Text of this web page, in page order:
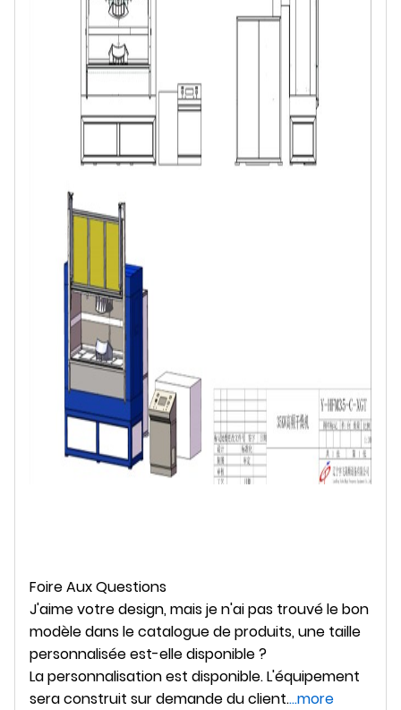
Foire Aux Questions
J'aime votre design, mais je n'ai pas trouvé le bon
modèle dans le catalogue de produits, une taille
personnalisée est-elle disponible ?
La personnalisation est disponible. L'équipement
sera construit sur demande du client....more